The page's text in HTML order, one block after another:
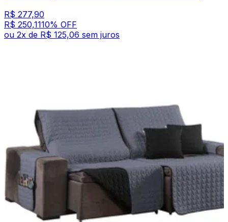
R$ 277,90
R$ 250,1110% OFF
ou 2x de R$ 125,06 sem juros